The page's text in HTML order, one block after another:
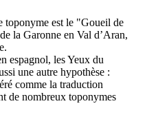
toponyme est le "Goueil de
la Garonne en Val d’Aran,
espagnol, les Yeux du
une autre hypothèse :
comme la traduction
de nombreux toponymes